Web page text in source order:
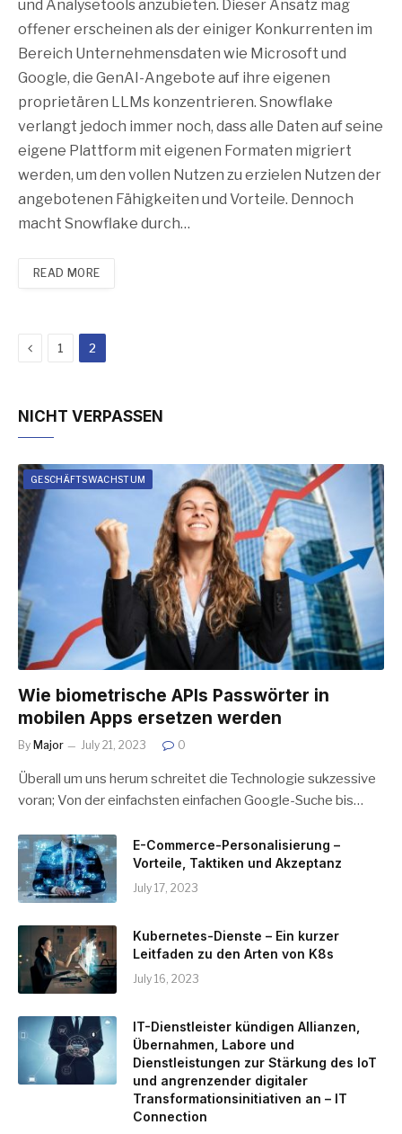
und Analysetools anzubieten. Dieser Ansatz mag
offener erscheinen als der einiger Konkurrenten im
Bereich Unternehmensdaten wie Microsoft und
Google, die GenAI-Angebote auf ihre eigenen
proprietären LLMs konzentrieren. Snowflake
verlangt jedoch immer noch, dass alle Daten auf seine
eigene Plattform mit eigenen Formaten migriert
werden, um den vollen Nutzen zu erzielen Nutzen der
angebotenen Fähigkeiten und Vorteile. Dennoch
macht Snowflake durch…
READ MORE
Previous
1 2
NICHT VERPASSEN
GESCHÄFTSWACHSTUM
Wie biometrische APIs Passwörter in
mobilen Apps ersetzen werden
By Major July 21, 2023 0
Überall um uns herum schreitet die Technologie sukzessive
voran; Von der einfachsten einfachen Google-Suche bis…
E-Commerce-Personalisierung –
Vorteile, Taktiken und Akzeptanz
July 17, 2023
Kubernetes-Dienste – Ein kurzer
Leitfaden zu den Arten von K8s
July 16, 2023
IT-Dienstleister kündigen Allianzen,
Übernahmen, Labore und
Dienstleistungen zur Stärkung des IoT
und angrenzender digitaler
Transformationsinitiativen an – IT
Connection